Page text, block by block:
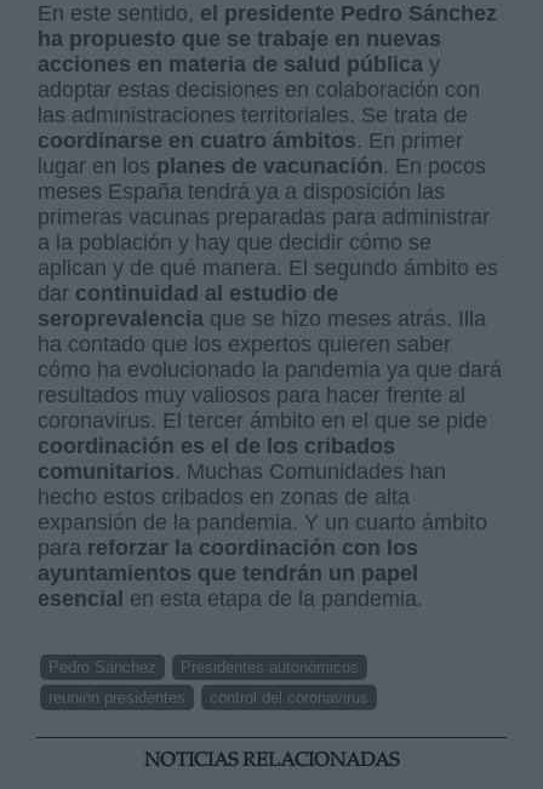
En este sentido, el presidente Pedro Sánchez
ha propuesto que se trabaje en nuevas
acciones en materia de salud pública y
adoptar estas decisiones en colaboración con
las administraciones territoriales. Se trata de
coordinarse en cuatro ámbitos. En primer
lugar en los planes de vacunación. En pocos
meses España tendrá ya a disposición las
primeras vacunas preparadas para administrar
a la población y hay que decidir cómo se
aplican y de qué manera. El segundo ámbito es
dar continuidad al estudio de
seroprevalencia que se hizo meses atrás. Illa
ha contado que los expertos quieren saber
cómo ha evolucionado la pandemia ya que dará
resultados muy valiosos para hacer frente al
coronavirus. El tercer ámbito en el que se pide
coordinación es el de los cribados
comunitarios. Muchas Comunidades han
hecho estos cribados en zonas de alta
expansión de la pandemia. Y un cuarto ámbito
para reforzar la coordinación con los
ayuntamientos que tendrán un papel
esencial en esta etapa de la pandemia.
Pedro Sánchez
Presidentes autonómicos
reunión presidentes
control del coronavirus
NOTICIAS RELACIONADAS